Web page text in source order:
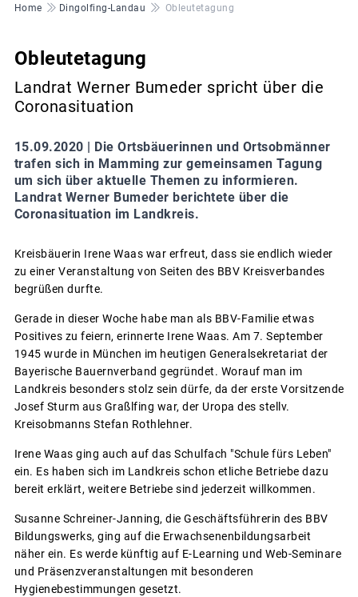
Pfadnavigation
Home Dingolfing-Landau Obleutetagung
Obleutetagung
Landrat Werner Bumeder spricht über die
Coronasituation
15.09.2020 |
Die Ortsbäuerinnen und Ortsobmänner
trafen sich in Mamming zur gemeinsamen Tagung
um sich über aktuelle Themen zu informieren.
Landrat Werner Bumeder berichtete über die
Coronasituation im Landkreis.
Kreisbäuerin Irene Waas war erfreut, dass sie endlich wieder
zu einer Veranstaltung von Seiten des BBV Kreisverbandes
begrüßen durfte.
Gerade in dieser Woche habe man als BBV-Familie etwas
Positives zu feiern, erinnerte Irene Waas. Am 7. September
1945 wurde in München im heutigen Generalsekretariat der
Bayerische Bauernverband gegründet. Worauf man im
Landkreis besonders stolz sein dürfe, da der erste Vorsitzende
Josef Sturm aus Graßlfing war, der Uropa des stellv.
Kreisobmanns Stefan Rothlehner.
Irene Waas ging auch auf das Schulfach "Schule fürs Leben"
ein. Es haben sich im Landkreis schon etliche Betriebe dazu
bereit erklärt, weitere Betriebe sind jederzeit willkommen.
Susanne Schreiner-Janning, die Geschäftsführerin des BBV
Bildungswerks, ging auf die Erwachsenenbildungsarbeit
näher ein. Es werde künftig auf E-Learning und Web-Seminare
und Präsenzveranstaltungen mit besonderen
Hygienebestimmungen gesetzt.